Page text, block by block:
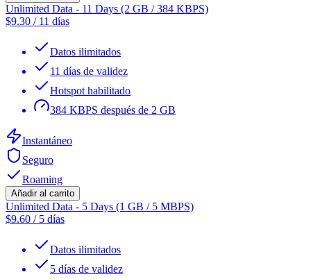
Unlimited Data - 11 Days (2 GB / 384 KBPS)
$9.30 / 11 días
Datos ilimitados
11 días de validez
Hotspot habilitado
384 KBPS después de 2 GB
Instantáneo
Seguro
Roaming
Añadir al carrito
Unlimited Data - 5 Days (1 GB / 5 MBPS)
$9.60 / 5 días
Datos ilimitados
5 días de validez